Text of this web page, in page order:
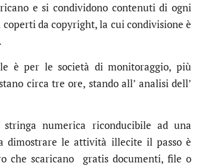
e si condividono contenuti di ogni
da copyright, la cui condivisione è
è per le società di monitoraggio, più
circa tre ore, stando all’ analisi dell’
numerica riconducibile ad una
dimostrare le attività illecite il passo è
che scaricano gratis documenti, file o